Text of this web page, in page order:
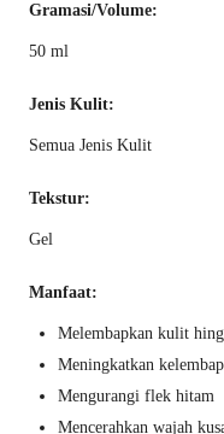
Gramasi/Volume:
50 ml
Jenis Kulit:
Semua Jenis Kulit
Tekstur:
Gel
Manfaat:
Melembapkan kulit
Meningkatkan
Mengurangi flek hitam
Mencerahkan wajah